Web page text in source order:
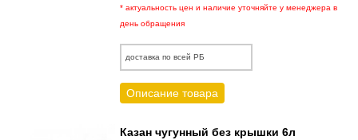
* актуальность цен и наличие уточняйте у менеджера в
день обращения
доставка по всей РБ
Описание товара
Казан чугунный без крышки 6л